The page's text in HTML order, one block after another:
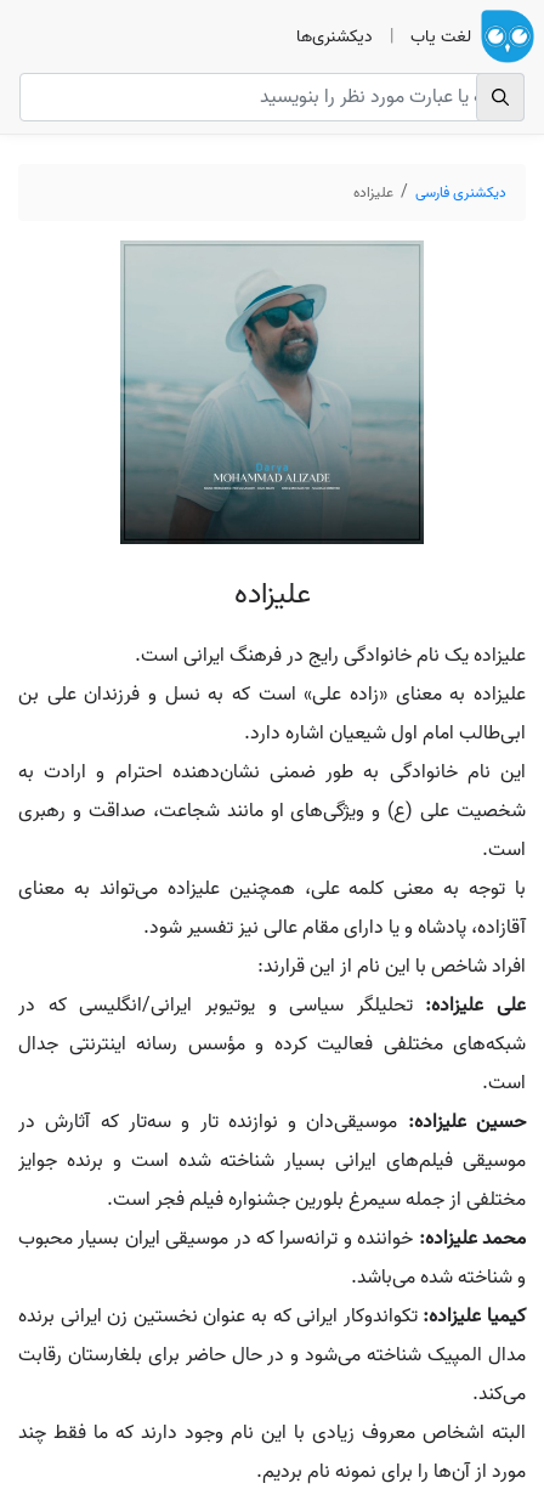
لغت یاب | دیکشنری‌ها
دیکشنری فارسی علیزاده
علیزاده
علیزاده یک نام خانوادگی رایج در فرهنگ ایرانی است.
علیزاده به معنای «زاده علی» است که به نسل و فرزندان علی بن
ابی‌طالب امام اول شیعیان اشاره دارد.
این نام خانوادگی به طور ضمنی نشان‌دهنده احترام و ارادت به
شخصیت علی (ع) و ویژگی‌های او مانند شجاعت، صداقت و رهبری
است.
با توجه به معنی کلمه علی، همچنین علیزاده می‌تواند به معنای
آقازاده، پادشاه و یا دارای مقام عالی نیز تفسیر شود.
افراد شاخص با این نام از این قرارند:
علی علیزاده: تحلیلگر سیاسی و یوتیوبر ایرانی/انگلیسی که در
شبکه‌های مختلفی فعالیت کرده و مؤسس رسانه اینترنتی جدال
است.
حسین علیزاده: موسیقی‌دان و نوازنده تار و سه‌تار که آثارش در
موسیقی فیلم‌های ایرانی بسیار شناخته شده است و برنده جوایز
مختلفی از جمله سیمرغ بلورین جشنواره فیلم فجر است.
محمد علیزاده: خواننده و ترانه‌سرا که در موسیقی ایران بسیار محبوب
و شناخته شده می‌باشد.
کیمیا علیزاده:تکواندوکار ایرانی که به عنوان نخستین زن ایرانی برنده
مدال المپیک شناخته می‌شود و در حال حاضر برای بلغارستان رقابت
می‌کند.
البته اشخاص معروف زیادی با این نام وجود دارند که ما فقط چند
مورد از آن‌ها را برای نمونه نام بردیم.